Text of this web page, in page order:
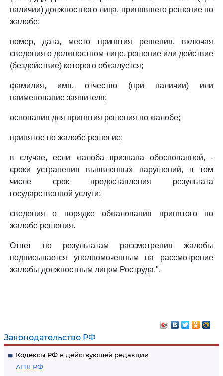
Законодательство РФ
Кодексы РФ в действующей редакции
АПК РФ
наличии) должностного лица, принявшего решение по
жалобе;
номер, дата, место принятия решения, включая
сведения о должностном лице, решение или действие
(бездействие) которого обжалуется;
фамилия, имя, отчество (при наличии) или
наименование заявителя;
основания для принятия решения по жалобе;
принятое по жалобе решение;
в случае, если жалоба признана обоснованной, -
сроки устранения выявленных нарушений, в том
числе срок предоставления результата
государственной услуги;
сведения о порядке обжалования принятого по
жалобе решения.
Ответ по результатам рассмотрения жалобы
подписывается уполномоченным на рассмотрение
жалобы должностным лицом Роструда.".